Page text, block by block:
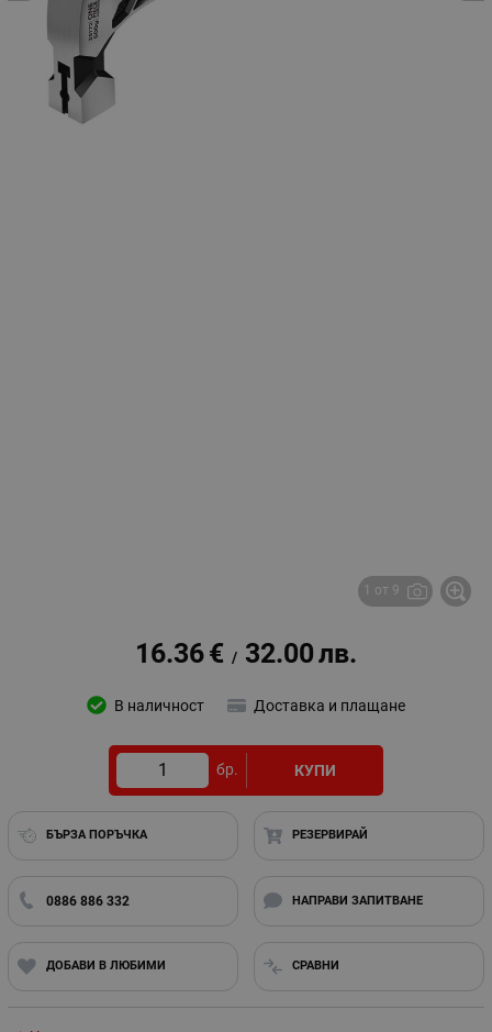
1 от 9
16.36€ / 32.00лв.
В наличност Доставка и плащане
бр. КУПИ
БЪРЗА ПОРЪЧКА РЕЗЕРВИРАЙ
0886 886 332 НАПРАВИ ЗАПИТВАНЕ
ДОБАВИ В ЛЮБИМИ СРАВНИ